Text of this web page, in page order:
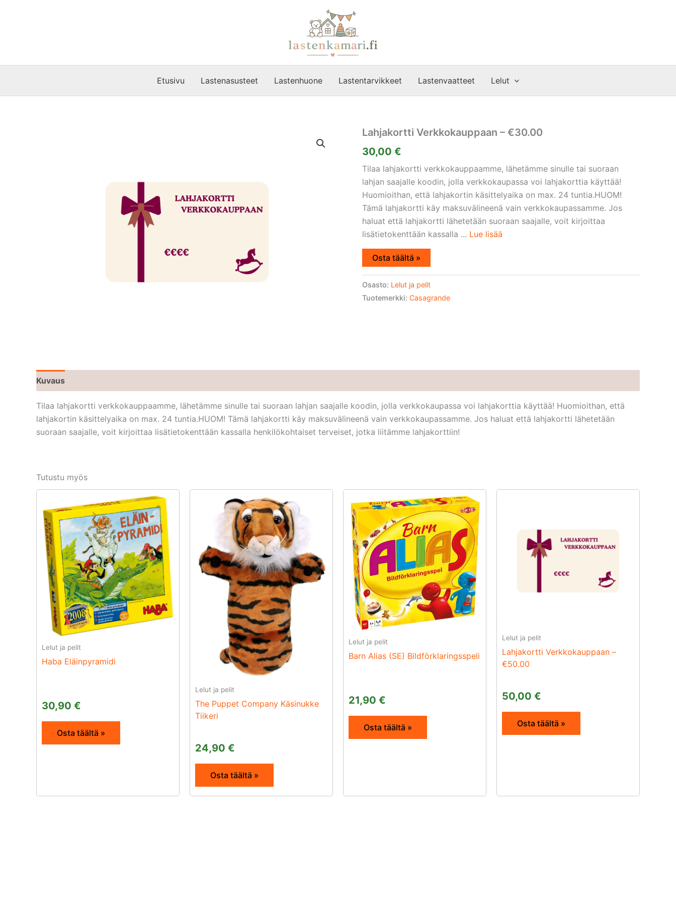
Etusivu Lastenasusteet Lastenhuone Lastentarvikkeet Lastenvaatteet Lelut
Lahjakortti Verkkokauppaan – €30.00
30,00 €
Tilaa lahjakortti verkkokauppaamme, lähetämme sinulle tai suoraan
lahjan saajalle koodin, jolla verkkokaupassa voi lahjakorttia käyttää!
Huomioithan, että lahjakortin käsittelyaika on max. 24 tuntia.HUOM!
Tämä lahjakortti käy maksuvälineenä vain verkkokaupassamme. Jos
haluat että lahjakortti lähetetään suoraan saajalle, voit kirjoittaa
lisätietokenttään kassalla ... Lue lisää
Osta täältä »
Osasto: Lelut ja pelit
Tuotemerkki: Casagrande
Kuvaus
Tilaa lahjakortti verkkokauppaamme, lähetämme sinulle tai suoraan lahjan saajalle koodin, jolla verkkokaupassa voi lahjakorttia käyttää! Huomioithan, että
lahjakortin käsittelyaika on max. 24 tuntia.HUOM! Tämä lahjakortti käy maksuvälineenä vain verkkokaupassamme. Jos haluat että lahjakortti lähetetään
suoraan saajalle, voit kirjoittaa lisätietokenttään kassalla henkilökohtaiset terveiset, jotka liitämme lahjakorttiin!
Tutustu myös
Lelut ja pelit
Haba Eläinpyramidi
30,90 €
Osta täältä »
Lelut ja pelit
The Puppet Company Käsinukke
Tiikeri
24,90 €
Osta täältä »
Lelut ja pelit
Barn Alias (SE) Bildförklaringsspeli
21,90 €
Osta täältä »
Lelut ja pelit
Lahjakortti Verkkokauppaan –
€50.00
50,00 €
Osta täältä »